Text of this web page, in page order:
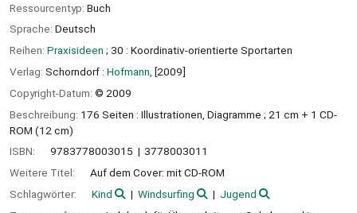
Ressourcentyp: Buch
Sprache: Deutsch
Reihen: Praxisideen ; 30 : Koordinativ-orientierte Sportarten
Verlag: Schorndorf : Hofmann, [2009]
Copyright-Datum: © 2009
Beschreibung: 176 Seiten : Illustrationen, Diagramme ; 21 cm + 1 CD-
ROM (12 cm)
ISBN:
9783778003015
3778003011
Weitere Titel:
Auf dem Cover: mit CD-ROM
Schlagwörter:
Kind Windsurfing
Jugend